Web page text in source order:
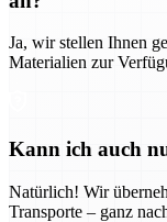
Ja, wir stellen Ihnen
Materialien zur
Kann ich auch
Natürlich! Wir
Transporte – ganz